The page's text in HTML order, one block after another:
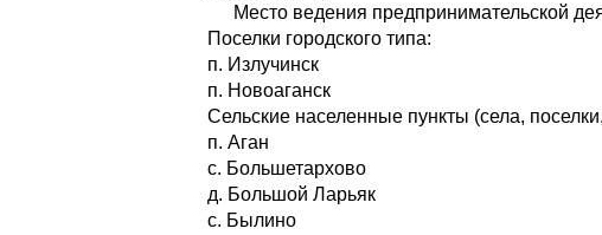
Место ведения предпринимательской
Поселки городского типа:
п. Излучинск
п. Новоаганск
Сельские населенные пункты (села,
п. Аган
с. Большетархово
д. Большой Ларьяк
с. Былино